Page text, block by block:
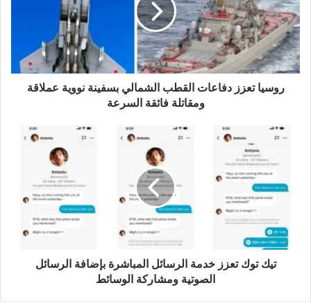
الشمالي
بسفينة
نووية
عملاقة
ومقاتلة
فائقةروسيا تعزز دفاعات القطب الشمالي بسفينة نووية عملاقة
ومقاتلة فائقة السرعة
الرسائل
المباشرة
بإضافة
الرسائل
الصوتية
ومشاركةتيك توك تعزز خدمة الرسائل المباشرة بإضافة الرسائل
الصوتية ومشاركة الوسائط